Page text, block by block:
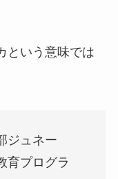
という意味では
ジュネー
育プログラ